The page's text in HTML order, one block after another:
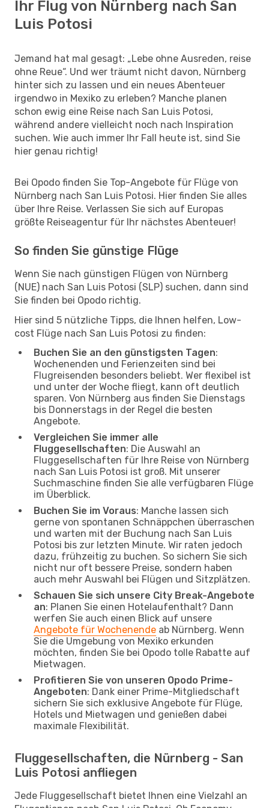
Ihr Flug von Nürnberg nach San
Luis Potosi
Jemand hat mal gesagt: „Lebe ohne Ausreden, reise
ohne Reue“. Und wer träumt nicht davon, Nürnberg
hinter sich zu lassen und ein neues Abenteuer
irgendwo in Mexiko zu erleben? Manche planen
schon ewig eine Reise nach San Luis Potosi,
während andere vielleicht noch nach Inspiration
suchen. Wie auch immer Ihr Fall heute ist, sind Sie
hier genau richtig!
Bei Opodo finden Sie Top-Angebote für Flüge von
Nürnberg nach San Luis Potosi. Hier finden Sie alles
über Ihre Reise. Verlassen Sie sich auf Europas
größte Reiseagentur für Ihr nächstes Abenteuer!
So finden Sie günstige Flüge
Wenn Sie nach günstigen Flügen von Nürnberg
(NUE) nach San Luis Potosi (SLP) suchen, dann sind
Sie finden bei Opodo richtig.
Hier sind 5 nützliche Tipps, die Ihnen helfen, Low-
cost Flüge nach San Luis Potosi zu finden:
Buchen Sie an den günstigsten Tagen:
Wochenenden und Ferienzeiten sind bei
Flugreisenden besonders beliebt. Wer flexibel ist
und unter der Woche fliegt, kann oft deutlich
sparen. Von Nürnberg aus finden Sie Dienstags
bis Donnerstags in der Regel die besten
Angebote.
Vergleichen Sie immer alle
Fluggesellschaften: Die Auswahl an
Fluggesellschaften für Ihre Reise von Nürnberg
nach San Luis Potosi ist groß. Mit unserer
Suchmaschine finden Sie alle verfügbaren Flüge
im Überblick.
Buchen Sie im Voraus: Manche lassen sich
gerne von spontanen Schnäppchen überraschen
und warten mit der Buchung nach San Luis
Potosi bis zur letzten Minute. Wir raten jedoch
dazu, frühzeitig zu buchen. So sichern Sie sich
nicht nur oft bessere Preise, sondern haben
auch mehr Auswahl bei Flügen und Sitzplätzen.
Schauen Sie sich unsere City Break-Angebote
an: Planen Sie einen Hotelaufenthalt? Dann
werfen Sie auch einen Blick auf unsere
Angebote für Wochenende ab Nürnberg. Wenn
Sie die Umgebung von Mexiko erkunden
möchten, finden Sie bei Opodo tolle Rabatte auf
Mietwagen.
Profitieren Sie von unseren Opodo Prime-
Angeboten: Dank einer Prime-Mitgliedschaft
sichern Sie sich exklusive Angebote für Flüge,
Hotels und Mietwagen und genießen dabei
maximale Flexibilität.
Fluggesellschaften, die Nürnberg - San
Luis Potosi anfliegen
Jede Fluggesellschaft bietet Ihnen eine Vielzahl an